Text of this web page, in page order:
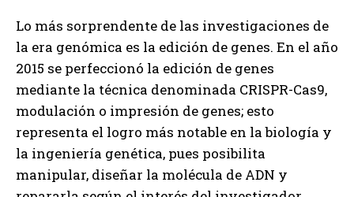
Lo más sorprendente de las investigaciones de
la era genómica es la edición de genes. En el año
2015 se perfeccionó la edición de genes
mediante la técnica denominada CRISPR-Cas9,
modulación o impresión de genes; esto
representa el logro más notable en la biología y
la ingeniería genética, pues posibilita
manipular, diseñar la molécula de ADN y